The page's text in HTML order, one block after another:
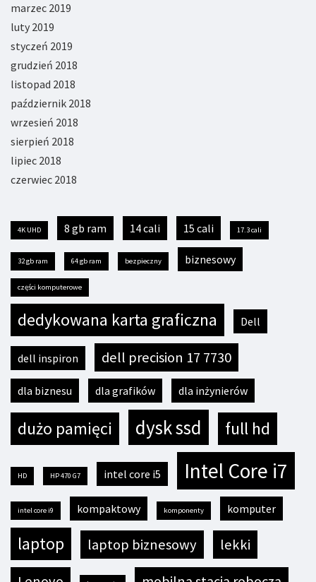
marzec 2019
luty 2019
styczeń 2019
grudzień 2018
listopad 2018
październik 2018
wrzesień 2018
sierpień 2018
lipiec 2018
czerwiec 2018
4K UHD 8 gb ram 14 cali 15 cali 17.3 cali
32 gb ram 64 gb ram bezpieczny biznesowy
części komputerowe
dedykowana karta graficzna Dell
dell inspiron dell precision 17 7730
dla biznesu dla grafików dla inżynierów
dużo pamięci dysk ssd full hd
HD HP 470 G7 intel core i5 Intel Core i7
intel core i9 kompaktowy komponenty komputer
laptop laptop biznesowy
lekki